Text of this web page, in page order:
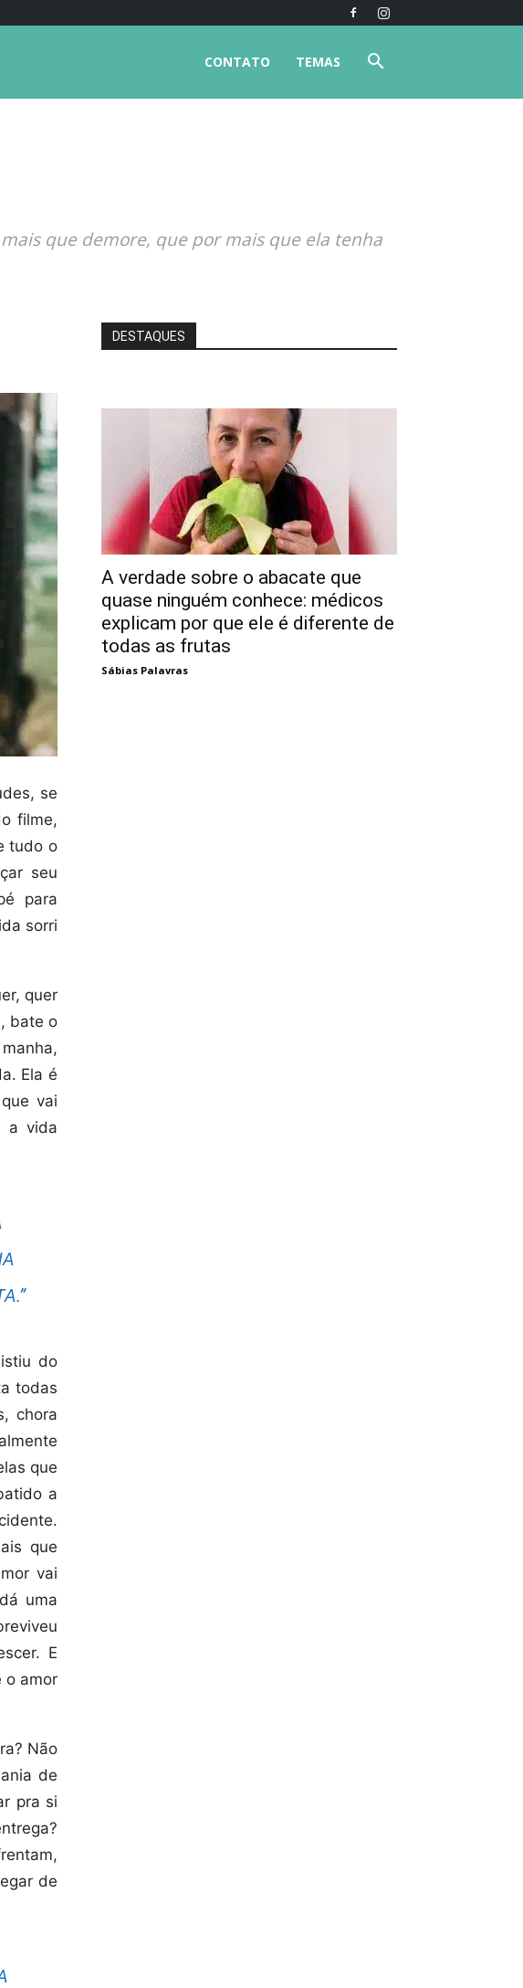
TEMAS
CONTATO
que demore, que por mais que ela tenha
se
filme,
tudo o
seu
para
sorri
quer
bate o
Ela é
vai
a vida
do
todas
chora
que
a
que
vai
uma
E
o amor
Não
de
pra si
de
DESTAQUES
A verdade sobre o abacate que
quase ninguém conhece: médicos
explicam por que ele é diferente de
todas as frutas
Sábias Palavras